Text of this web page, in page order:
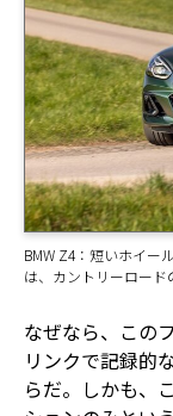
BMW Z4：短いホイー
は、カントリーロード
なぜなら、この
リンクで記録的
らだ。しかも、